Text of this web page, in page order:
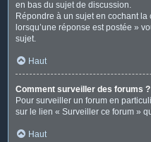
en bas du sujet de discussion.
Répondre à un sujet en cochant la
lorsqu’une réponse est postée »
sujet.
Haut
Comment surveiller des forums ?
Pour surveiller un forum en
sur le lien « Surveiller ce forum »
Haut